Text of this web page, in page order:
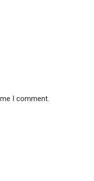
I comment.